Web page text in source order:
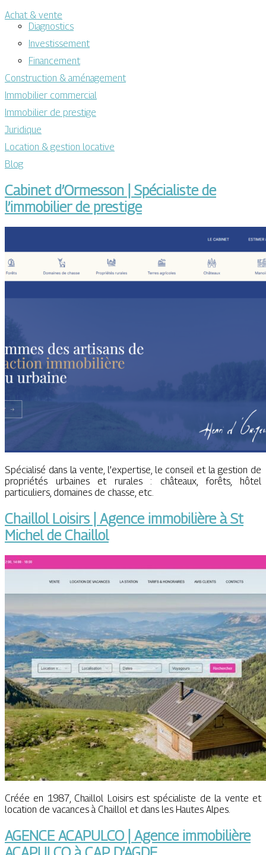
Achat & vente
Diagnostics
Investissement
Financement
Construction & aménagement
Immobilier commercial
Immobilier de prestige
Juridique
Location & gestion locative
Blog
Cabinet d’Ormesson | Spécialiste de
l’immobilier de prestige
Spécialisé dans la vente, l’expertise, le conseil et la gestion de
propriétés urbaines et rurales : châteaux, forêts, hôtel
particuliers, domaines de chasse, etc.
Chaillol Loisirs | Agence immobilière à St
Michel de Chaillol
Créée en 1987, Chaillol Loisirs est spécialiste de la vente et
location de vacances à Chaillol et dans les Hautes Alpes.
AGENCE ACAPULCO | Agence immobilière